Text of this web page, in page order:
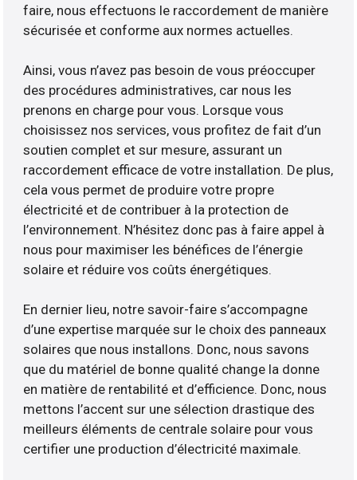
faire, nous effectuons le raccordement de manière
sécurisée et conforme aux normes actuelles.
Ainsi, vous n’avez pas besoin de vous préoccuper
des procédures administratives, car nous les
prenons en charge pour vous. Lorsque vous
choisissez nos services, vous profitez de fait d’un
soutien complet et sur mesure, assurant un
raccordement efficace de votre installation. De plus,
cela vous permet de produire votre propre
électricité et de contribuer à la protection de
l’environnement. N’hésitez donc pas à faire appel à
nous pour maximiser les bénéfices de l’énergie
solaire et réduire vos coûts énergétiques.
En dernier lieu, notre savoir-faire s’accompagne
d’une expertise marquée sur le choix des panneaux
solaires que nous installons. Donc, nous savons
que du matériel de bonne qualité change la donne
en matière de rentabilité et d’efficience. Donc, nous
mettons l’accent sur une sélection drastique des
meilleurs éléments de centrale solaire pour vous
certifier une production d’électricité maximale.